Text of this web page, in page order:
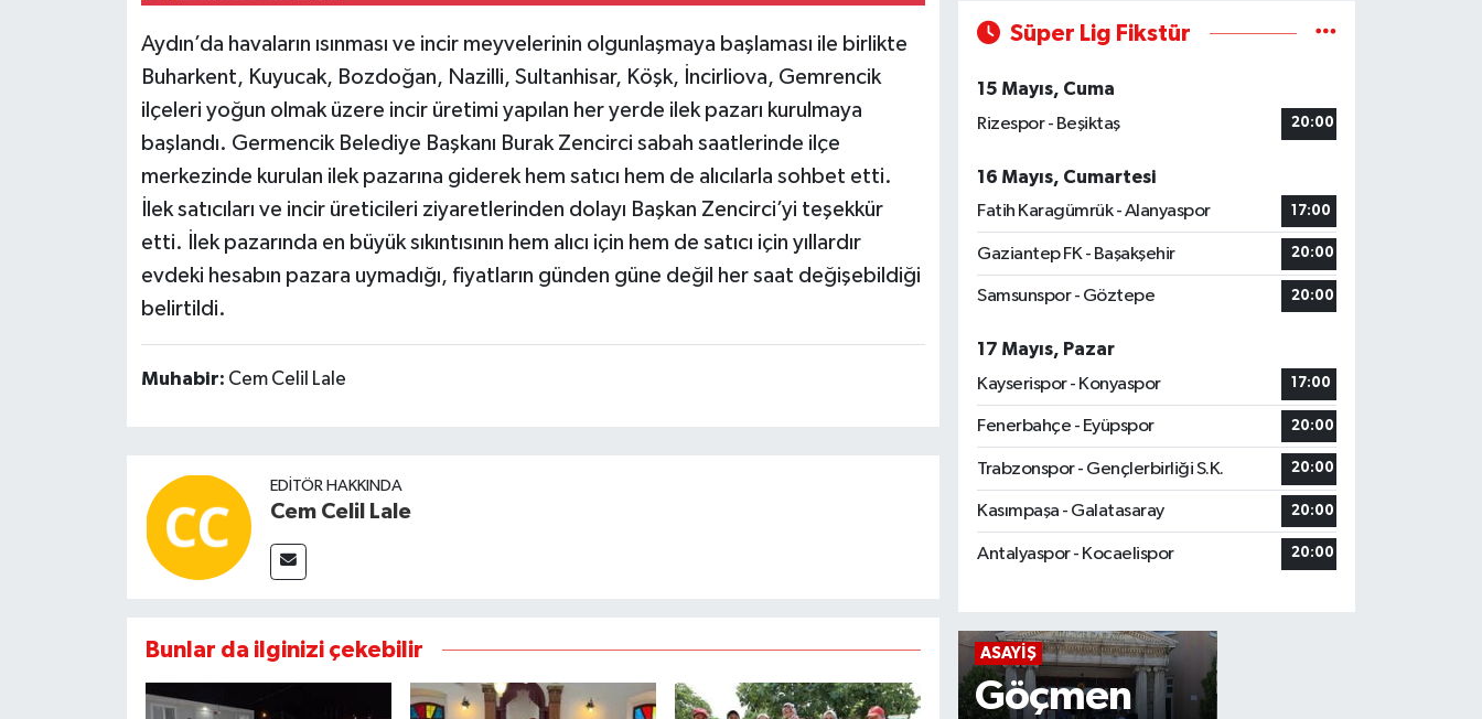
Aydın’da havaların ısınması ve incir meyvelerinin olgunlaşmaya başlaması ile birlikte
Buharkent, Kuyucak, Bozdoğan, Nazilli, Sultanhisar, Köşk, İncirliova, Gemrencik
ilçeleri yoğun olmak üzere incir üretimi yapılan her yerde ilek pazarı kurulmaya
başlandı. Germencik Belediye Başkanı Burak Zencirci sabah saatlerinde ilçe
merkezinde kurulan ilek pazarına giderek hem satıcı hem de alıcılarla sohbet etti.
İlek satıcıları ve incir üreticileri ziyaretlerinden dolayı Başkan Zencirci’yi teşekkür
etti. İlek pazarında en büyük sıkıntısının hem alıcı için hem de satıcı için yıllardır
evdeki hesabın pazara uymadığı, fiyatların günden güne değil her saat değişebildiği
belirtildi.
Muhabir: Cem Celil Lale
EDITÖR HAKKINDA
Cem Celil Lale
Bunlar da ilginizi çekebilir
Süper Lig Fikstür
15 Mayıs, Cuma
Rizespor - Beşiktaş
20:00
16 Mayıs, Cumartesi
Fatih Karagümrük - Alanyaspor
17:00
Gaziantep FK - Başakşehir 20:00
Samsunspor - Göztepe 20:00
17 Mayıs, Pazar
Kayserispor - Konyaspor
17:00
Fenerbahçe - Eyüpspor 20:00
Trabzonspor - Gençlerbirliği S.K. 20:00
Kasımpaşa - Galatasaray 20:00
Antalyaspor - Kocaelispor 20:00
ASAYIŞ
Çine'deki
ASAYIŞ
Aydın'da
ASAYIŞ
Göçmen
ASAYIŞ
Kontrolden